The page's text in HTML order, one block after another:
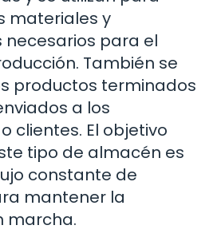
materiales y
para el
También se
productos terminados
a los
clientes. El objetivo
tipo de almacén es
constante de
mantener la
marcha.